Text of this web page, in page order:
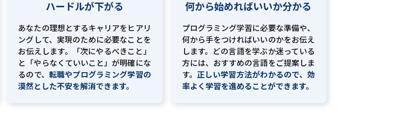
ハードルが下がる
あなたの理想とするキャリアをヒアリ
ングして、実現のために必要なことを
お伝えします。「次にやるべきこと」
と「やらなくていいこと」が明確にな
るので、 転職やプログラミング学習の
漠然とした不安を解消できます。
何から始めればいいか分かる
プログラミング学習に必要な準備や、
何から手をつければいいのかをお伝え
します。どの言語を学ぶか迷っている
方には、おすすめの言語をご提案しま
す。 正しい学習方法がわかるので、効
率よく学習を進めることができます。